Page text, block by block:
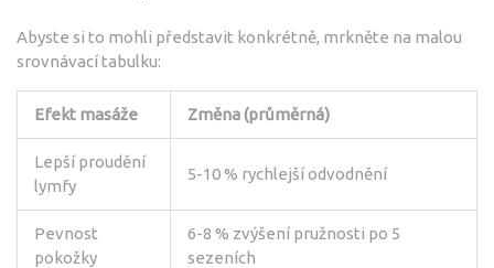
Abyste si to mohli představit konkrétně, mrkněte na malou
srovnávací tabulku:
Efekt masáže Změna (průměrná)
Lepší proudění
lymfy
5-10 % rychlejší odvodnění
Pevnost
pokožky
6-8 % zvýšení pružnosti po 5
sezeních